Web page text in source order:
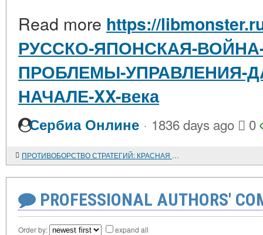
Read more https://
РУССКО-ЯПОНСКАЯ-ВОЙНА-
ПРОБЛЕМЫ-УПРАВЛЕНИЯ-
НАЧАЛЕ-XX-века
Сербиа Онлине · 1836 days ago 0
ПРОТИВОБОРСТВО СТРАТЕГИЙ: КРАСНАЯ АРМИЯ И ВЕРМАХТ В 1942 году
PROFESSIONAL AUTHORS'
Order by: expand all